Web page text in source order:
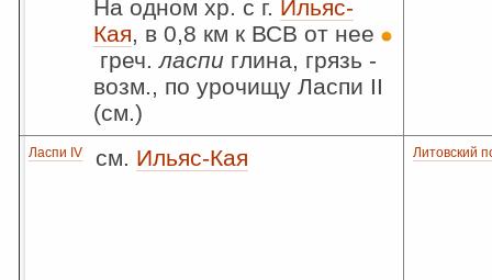
На одном хр. с г. Ильяс-
Кая, в 0,8 км к ВСВ от нее
греч.ласпи глина, грязь -
возм., по урочищу Ласпи II
(см.)
Ласпи IV см. Ильяс-Кая Литовский